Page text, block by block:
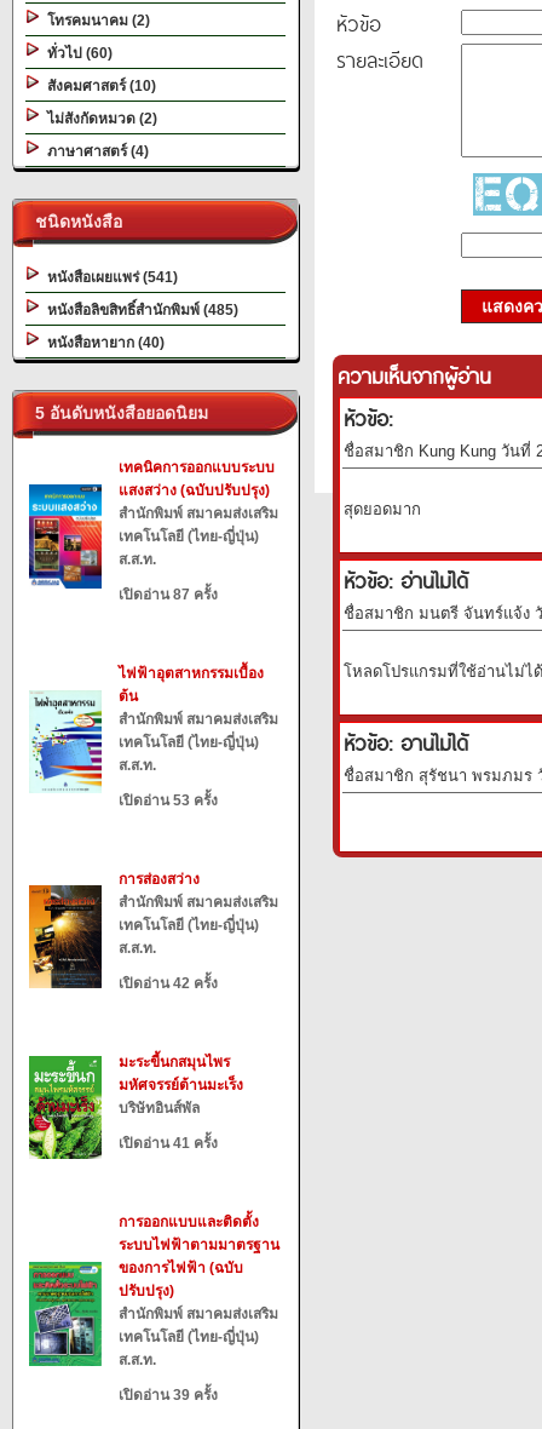
โทรคมนาคม (2)
ทั่วไป (60)
สังคมศาสตร์ (10)
ไม่สังกัดหมวด (2)
ภาษาศาสตร์ (4)
ชนิดหนังสือ
หนังสือเผยแพร่ (541)
หนังสือลิขสิทธิ์สำนักพิมพ์ (485)
หนังสือหายาก (40)
5 อันดับหนังสือยอดนิยม
เทคนิคการออกแบบระบบ
แสงสว่าง (ฉบับปรับปรุง)
สำนักพิมพ์ สมาคมส่งเสริม
เทคโนโลยี (ไทย-ญี่ปุ่น)
ส.ส.ท.
เปิดอ่าน 87 ครั้ง
ไฟฟ้าอุตสาหกรรมเบื้อง
ต้น
สำนักพิมพ์ สมาคมส่งเสริม
เทคโนโลยี (ไทย-ญี่ปุ่น)
ส.ส.ท.
เปิดอ่าน 53 ครั้ง
การส่องสว่าง
สำนักพิมพ์ สมาคมส่งเสริม
เทคโนโลยี (ไทย-ญี่ปุ่น)
ส.ส.ท.
เปิดอ่าน 42 ครั้ง
มะระขี้นกสมุนไพร
มหัศจรรย์ต้านมะเร็ง
บริษัทอินส์พัล
เปิดอ่าน 41 ครั้ง
การออกแบบและติดตั้ง
ระบบไฟฟ้าตามมาตรฐาน
ของการไฟฟ้า (ฉบับ
ปรับปรุง)
สำนักพิมพ์ สมาคมส่งเสริม
เทคโนโลยี (ไทย-ญี่ปุ่น)
ส.ส.ท.
เปิดอ่าน 39 ครั้ง
หัวข้อ
รายละเอียด
แสดงค
ความเห็นจากผู้อ่าน
หัวข้อ:
ชื่อสมาชิก Kung Kung วันที่
สุดยอดมาก
หัวข้อ: อ่านไม่ได้
ชื่อสมาชิก มนตรี จันทร์แจ้ง วั
โหลดโปรแกรมที่ใช้อ่านไม่ไ
หัวข้อ: อานไม่ได้
ชื่อสมาชิก สุรัชนา พรมภมร